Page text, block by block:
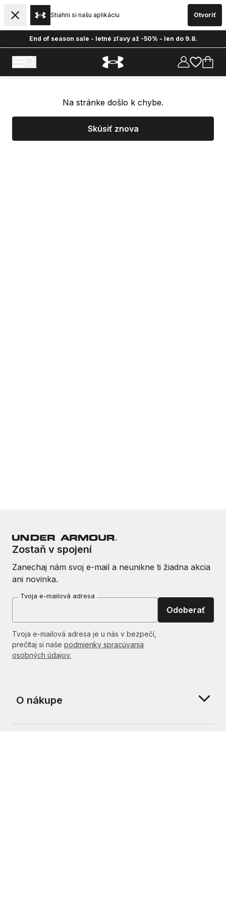
Stiahni si našu aplikáciu Otvoriť
End of season sale - letné zľavy až -50% - len do 9.8.
Na stránke došlo k chybe.
Skúsiť znova
Zostaň v spojení
Zanechaj nám svoj e-mail a neunikne ti žiadna akcia
ani novinka.
Tvoja e-mailová adresa
Odoberať
Tvoja e-mailová adresa je u nás v bezpečí,
prečítaj si naše podmienky spracúvania
osobných údajov.
O nákupe